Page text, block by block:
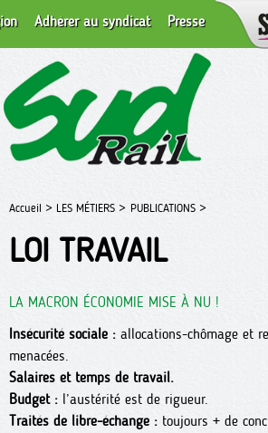
Adhérer au syndicat Presse
Accueil > LES MÉTIERS > PUBLICATIONS >
LOI TRAVAIL
LA MACRON ÉCONOMIE MISE À NU !
Insécurité sociale : allocations-chômage et
menacées.
Salaires et temps de travail.
Budget : l’austérité est de rigueur.
Traités de libre-échange : toujours + de